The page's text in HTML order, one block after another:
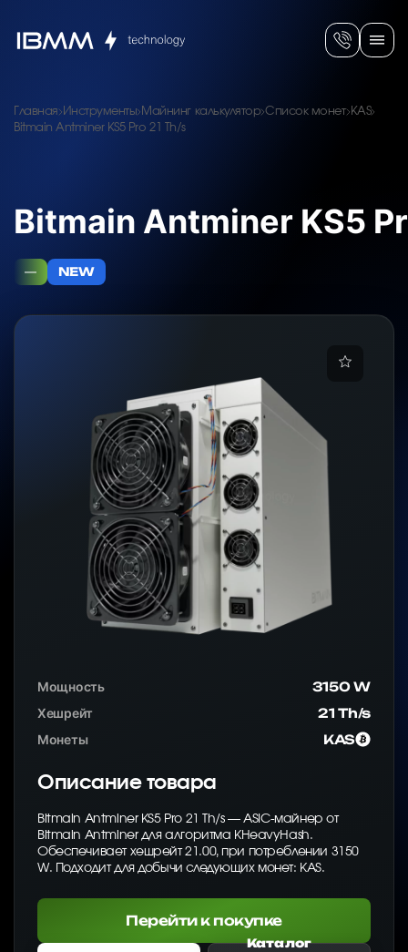
Главная Инструменты Майнинг калькулятор Список монет KAS
Bitmain Antminer KS5 Pro 21 Th/s
Bitmain Antminer KS5
— NEW
Мощность
3150 W
Хешрейт
21 Th/s
Монеты
KAS
Описание товара
Bitmain Antminer KS5 Pro 21 Th/s — ASIC-майнер от
Bitmain Antminer для алгоритма KHeavyHash.
Обеспечивает хешрейт 21.00, при потреблении 3150
W. Подходит для добычи следующих монет: KAS.
Перейти к покупке
Каталог